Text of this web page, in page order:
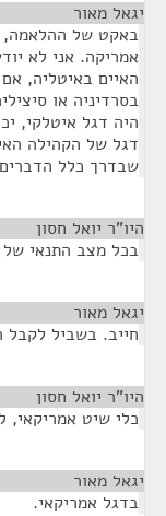
יגאל מאור
באקט של ההלאמה,
אמריקה. אני לא
האיים באיטליה,
בסרדיניה או
היה דגל איטלקי,
דגל של הקהילה
שבדרך כלל
היו"ר יואל חסון
בכל מצב התנאי
יגאל מאור
חייב. בשביל לקבל
היו"ר יואל חסון
כלי שיט אמריקאי,
יגאל מאור
בדגל אמריקאי.